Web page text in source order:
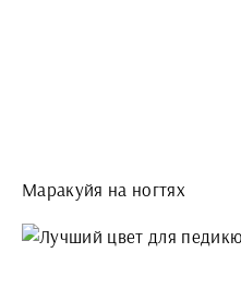
Маракуйя на ногтях